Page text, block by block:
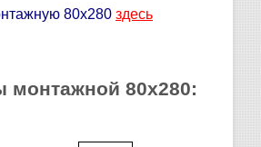
80х280 здесь
монтажной 80х280: